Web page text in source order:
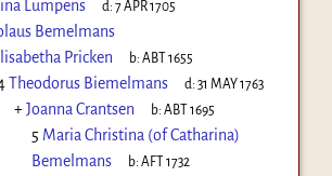
Lumpens d:7 APR 1705
Bemelmans
Pricken b:ABT 1655
Theodorus Biemelmans d:31 MAY 1763
+Joanna Crantsen b:ABT 1695
5 Maria Christina (of Catharina)
Bemelmans
b:AFT 1732